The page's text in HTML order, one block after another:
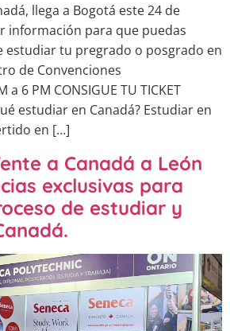
llega a Bogotá este 24 de
información para que puedas
estudiar tu pregrado o posgrado en
de Convenciones
6 PM CONSIGUE TU TICKET
estudiar en Canadá? Estudiar en
en […]
a Canadá a León
exclusivas para
de estudiar y